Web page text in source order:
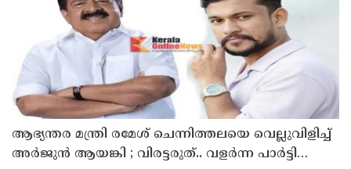
ആഭ്യന്തര മന്ത്രി രമേശ് ചെന്നിത്തലയെ വെല്ലുവിളിച്ച്
അ‍ർജുൻ ആയങ്കി ; വിരട്ടരുത്.. വളർന്ന പാർട്ടി